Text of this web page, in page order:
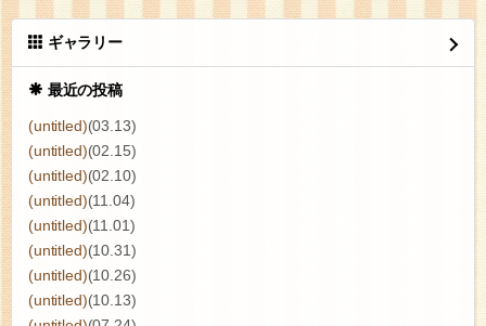
ギャラリー
最近の投稿
(untitled)(03.13)
(untitled)(02.15)
(untitled)(02.10)
(untitled)(11.04)
(untitled)(11.01)
(untitled)(10.31)
(untitled)(10.26)
(untitled)(10.13)